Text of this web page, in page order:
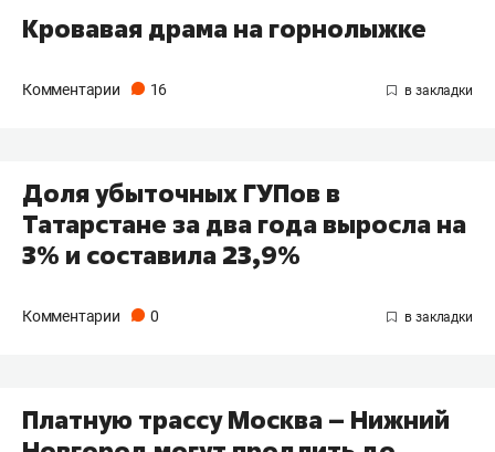
Кровавая драма на горнолыжке
Комментарии 16
Доля убыточных ГУПов в
Татарстане за два года выросла на
3% и составила 23,9%
Комментарии 0
Платную трассу Москва – Нижний